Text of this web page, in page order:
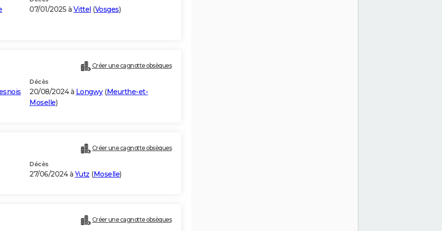
07/01/2025 à Vittel (Vosges)
Créer une cagnotte obsèques
Décès
20/08/2024 à Longwy(Meurthe-et-
Moselle)
Créer une cagnotte obsèques
Décès
27/06/2024 à Yutz (Moselle)
Créer une cagnotte obsèques